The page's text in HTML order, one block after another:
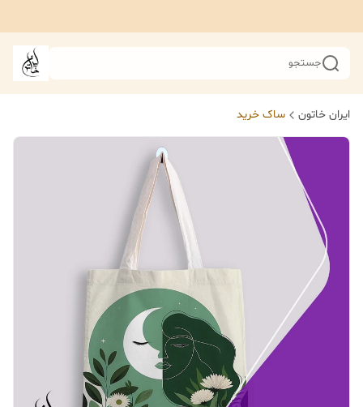
جستجو
ایران خاتون ساک خرید